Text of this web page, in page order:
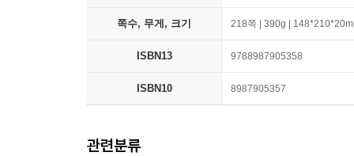
쪽수, 무게, 크기 218쪽 | 390g |
ISBN13 9788987905358
ISBN10 8987905357
관련분류